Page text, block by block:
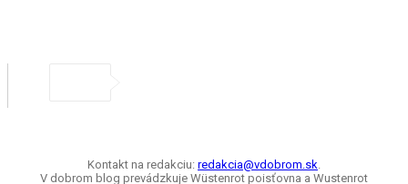
Kontakt na redakciu: redakcia@vdobrom.sk.
V dobrom blog prevádzkuje Wüstenrot poisťovna a Wustenrot